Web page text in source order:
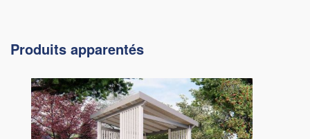
Produits apparentés